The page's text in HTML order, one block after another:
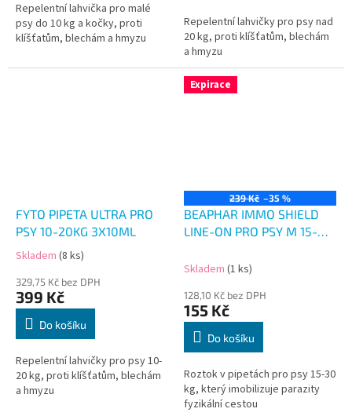
hvězdiček.
Repelentní lahvička pro malé
psy do 10 kg a kočky, proti
klíšťatům, blechám a hmyzu
Repelentní lahvičky pro psy nad
20 kg, proti klíšťatům, blechám
a hmyzu
FYTO PIPETA ULTRA PRO
PSY 10-20KG 3X10ML
Průměrné
produktu
je
5,0
hvězdiček.
Skladem (8 ks)
329,75 Kč bez DPH
399 Kč
Do košíku
Repelentní lahvičky pro psy 10-
20 kg, proti klíšťatům, blechám
a hmyzu
Expirace
239 Kč –35 %
BEAPHAR IMMO SHIELD
LINE-ON PRO PSY M 15-
Skladem (1 ks)
128,10 Kč bez DPH
155 Kč
Do košíku
Roztok v pipetách pro psy 15-30
kg, který imobilizuje parazity
fyzikální cestou